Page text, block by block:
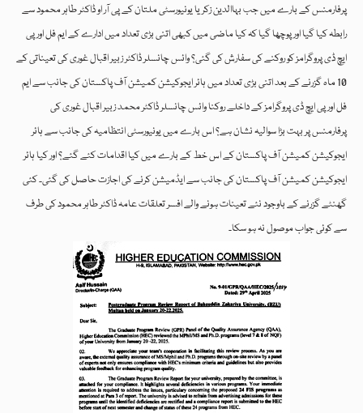
پرفارمنس کے بارے میں جب بہاالدین زکریا یونیورسٹی ملتان کے پی آر او ڈاکٹر طاہر محمود سے
رابطہ کیا گیا اور پوچھا گیا کہ کیا ماضی میں کبھی اتنی بڑی تعداد میں ادارے کے ایم فل اور پی
ایچ ڈی پروگرامز کو روکنے کی سفارش کی گئی؟ وائس چانسلر ڈاکٹر زبیر اقبال غوری کی تعیناتی کے
10 ماہ گزرنے کے بعد اتنی بڑی تعداد میں ہائر ایجوکیشن کمیشن آف پاکستان کی جانب سے ایم
فل اور پی ایچ ڈی پروگرامز کے داخلے روکنا وائس چانسلر ڈاکٹر محمد زبیر اقبال غوری کی
پرفارمنس پر بہت بڑا سوالیہ نشان ہے؟ اس بارے میں یونیورسٹی انتظامیہ کی جانب سے ہائر
ایجوکیشن کمیشن آف پاکستان کے اس خط کے بارے میں کیا اقدامات کئے گئے؟ اور کیا ہائر
ایجوکیشن کمیشن آف پاکستان کی جانب سے ایڈمیشن کرنے کی اجازت حاصل کی گئی۔ کئی
گھنٹے گزرنے کے باوجود نئے تعینات ہونے والے افسر تعلقات عامہ ڈاکٹر طاہر محمود کی طرف
سے کوئی جواب موصول نہ ہو سکا۔